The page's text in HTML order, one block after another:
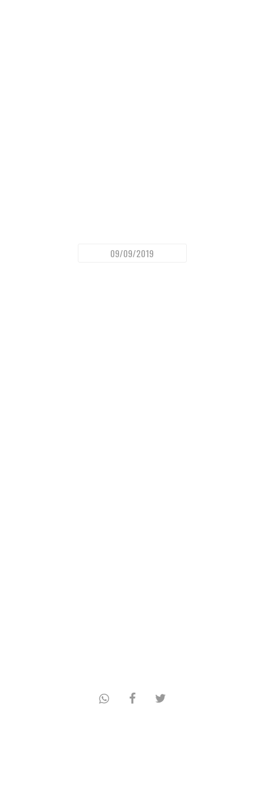
09/09/2019